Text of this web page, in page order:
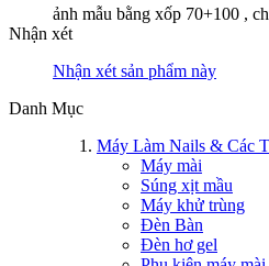
ảnh mẫu bằng xốp 70+100 ,
Nhận xét
Nhận xét sản phẩm này
Danh Mục
Máy Làm Nails & Các
Máy mài
Súng xịt mầu
Máy khử trùng
Đèn Bàn
Đèn hơ gel